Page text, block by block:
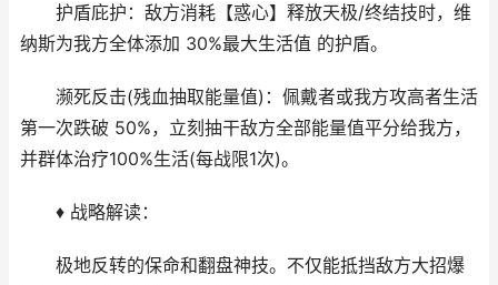
护盾庇护：敌方消耗【惑心】释放天极/终结技时，维
纳斯为我方全体添加 30%最大生活值 的护盾。
濒死反击(残血抽取能量值)：佩戴者或我方攻高者生活
第一次跌破 50%，立刻抽干敌方全部能量值平分给我方，
并群体治疗100%生活(每战限1次)。
♦ 战略解读：
极地反转的保命和翻盘神技。不仅能抵挡敌方大招爆